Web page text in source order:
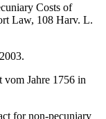
Costs of
Law, 108 Harv. L.
vom Jahre 1756 in
for non-pecuniary